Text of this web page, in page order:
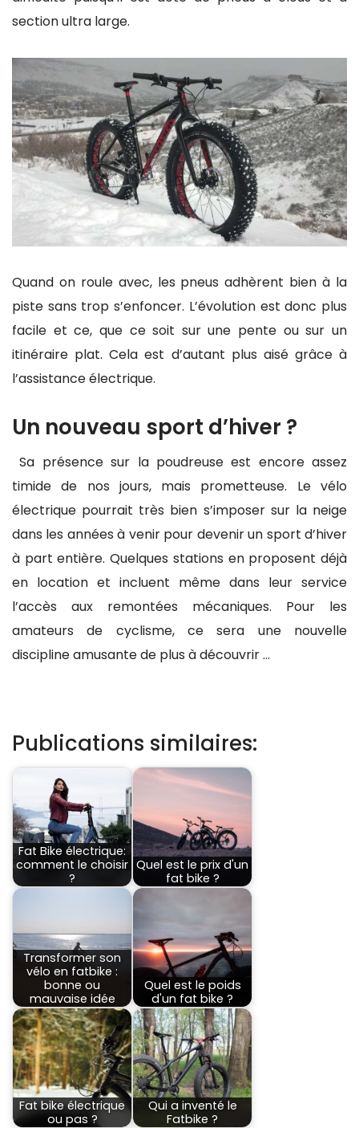
section ultra large.
Quand on roule avec, les pneus adhèrent bien à la
piste sans trop s’enfoncer. L’évolution est donc plus
facile et ce, que ce soit sur une pente ou sur un
itinéraire plat. Cela est d’autant plus aisé grâce à
l’assistance électrique.
Un nouveau sport d’hiver ?
Sa présence sur la poudreuse est encore assez
timide de nos jours, mais prometteuse. Le vélo
électrique pourrait très bien s’imposer sur la neige
dans les années à venir pour devenir un sport d’hiver
à part entière. Quelques stations en proposent déjà
en location et incluent même dans leur service
l’accès aux remontées mécaniques. Pour les
amateurs de cyclisme, ce sera une nouvelle
discipline amusante de plus à découvrir …
Publications similaires:
Fat Bike électrique:
comment le choisir
?
Quel est le prix d'un
fat bike ?
Transformer son
vélo en fatbike :
bonne ou
mauvaise idée
Quel est le poids
d'un fat bike ?
Fat bike électrique
ou pas ?
Qui a inventé le
Fatbike ?